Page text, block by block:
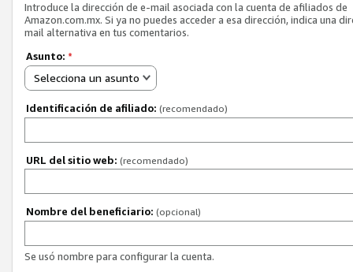
Introduce la dirección de e-mail asociada con la cuenta de afiliados de
Amazon.com.mx. Si ya no puedes acceder a esa dirección, indica una
mail alternativa en tus comentarios.
Asunto: *
Selecciona un asunto
Identificación de afiliado: (recomendado)
URL del sitio web: (recomendado)
Nombre del beneficiario: (opcional)
Se usó nombre para configurar la cuenta.